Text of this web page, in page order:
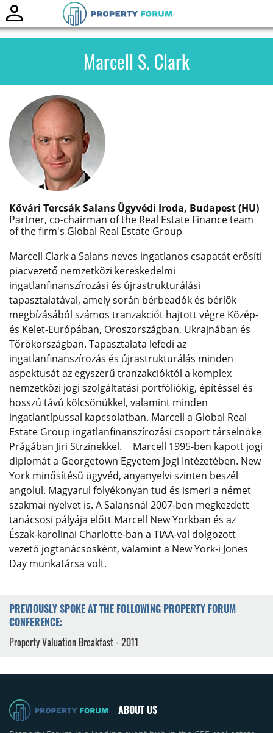
Marcell S. Clark
Kővári Tercsák Salans Ügyvédi Iroda, Budapest (HU)
Partner, co-chairman of the Real Estate Finance team
of the firm's Global Real Estate Group
Marcell Clark a Salans neves ingatlanos csapatát erősíti
piacvezető nemzetközi kereskedelmi
ingatlanfinanszírozási és újrastrukturálási
tapasztalatával, amely során bérbeadók és bérlők
megbízásából számos tranzakciót hajtott végre Közép-
és Kelet-Európában, Oroszországban, Ukrajnában és
Törökországban. Tapasztalata lefedi az
ingatlanfinanszírozás és újrastrukturálás minden
aspektusát az egyszerű tranzakcióktól a komplex
nemzetközi jogi szolgáltatási portfóliókig, építéssel és
hosszú távú kölcsönükkel, valamint minden
ingatlantípussal kapcsolatban. Marcell a Global Real
Estate Group ingatlanfinanszírozási csoport társelnöke
Prágában Jiri Strzinekkel. Marcell 1995-ben kapott jogi
diplomát a Georgetown Egyetem Jogi Intézetében. New
York minősítésű ügyvéd, anyanyelvi szinten beszél
angolul. Magyarul folyékonyan tud és ismeri a német
szakmai nyelvet is. A Salansnál 2007-ben megkezdett
tanácsosi pályája előtt Marcell New Yorkban és az
Észak-karolinai Charlotte-ban a TIAA-val dolgozott
vezető jogtanácsosként, valamint a New York-i Jones
Day munkatársa volt.
PREVIOUSLY SPOKE AT THE FOLLOWING PROPERTY FORUM
CONFERENCE:
Property Valuation Breakfast - 2011
ABOUT US